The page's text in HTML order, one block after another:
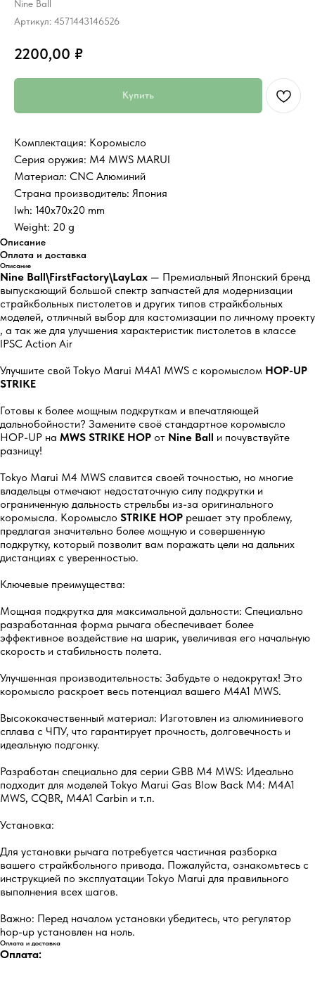
Nine Ball
Артикул: 4571443146526
2200,00 ₽
Купить
Комплектация: Коромысло
Серия оружия: M4 MWS MARUI
Материал: CNC Алюминий
Страна производитель: Япония
lwh: 140x70x20 mm
Weight: 20 g
Описание
Оплата и доставка
Описание
Nine Ball\FirstFactory\LayLax — Премиальный Японский бренд
выпускающий большой спектр запчастей для модернизации
страйкбольных пистолетов и других типов страйкбольных
моделей, отличный выбор для кастомизации по личному проекту
, а так же для улучшения характеристик пистолетов в классе
IPSC Action Air
Улучшите свой Tokyo Marui M4A1 MWS с коромыслом HOP-UP
STRIKE
Готовы к более мощным подкруткам и впечатляющей
дальнобойности? Замените своё стандартное коромысло
HOP-UP на MWS STRIKE HOP от Nine Ball и почувствуйте
разницу!
Tokyo Marui M4 MWS славится своей точностью, но многие
владельцы отмечают недостаточную силу подкрутки и
ограниченную дальность стрельбы из-за оригинального
коромысла. Коромысло STRIKE HOP решает эту проблему,
предлагая значительно более мощную и совершенную
подкрутку, который позволит вам поражать цели на дальних
дистанциях с уверенностью.
Ключевые преимущества:
Мощная подкрутка для максимальной дальности: Специально
разработанная форма рычага обеспечивает более
эффективное воздействие на шарик, увеличивая его начальную
скорость и стабильность полета.
Улучшенная производительность: Забудьте о недокрутах! Это
коромысло раскроет весь потенциал вашего M4A1 MWS.
Высококачественный материал: Изготовлен из алюминиевого
сплава с ЧПУ, что гарантирует прочность, долговечность и
идеальную подгонку.
Разработан специально для серии GBB M4 MWS: Идеально
подходит для моделей Tokyo Marui Gas Blow Back M4: M4A1
MWS, CQBR, M4A1 Carbin и т.п.
Установка:
Для установки рычага потребуется частичная разборка
вашего страйкбольного привода. Пожалуйста, ознакомьтесь с
инструкцией по эксплуатации Tokyo Marui для правильного
выполнения всех шагов.
Важно: Перед началом установки убедитесь, что регулятор
hop-up установлен на ноль.
Оплата и доставка
Оплата: